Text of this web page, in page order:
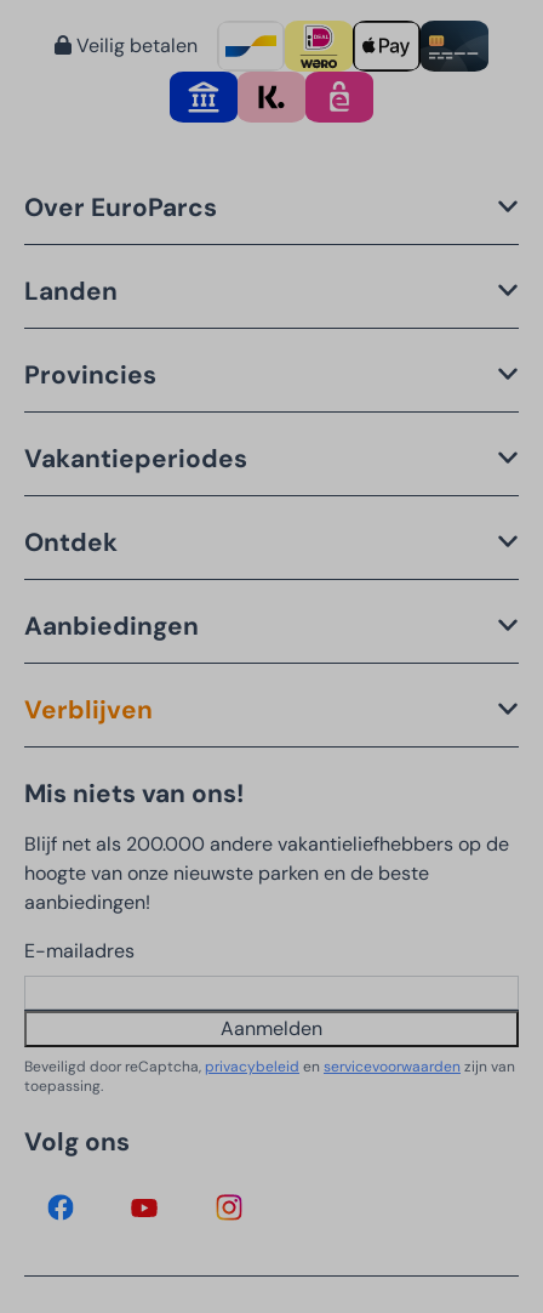
Veilig betalen
Over EuroParcs
Landen
Provincies
Vakantieperiodes
Ontdek
Aanbiedingen
Verblijven
Mis niets van ons!
Blijf net als 200.000 andere vakantieliefhebbers op de
hoogte van onze nieuwste parken en de beste
aanbiedingen!
E-mailadres
Aanmelden
Beveiligd door reCaptcha, privacybeleid en servicevoorwaarden zijn van
toepassing.
Volg ons